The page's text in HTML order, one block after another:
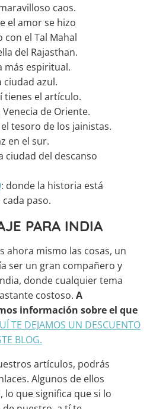
caos.
el amor se hizo
el Tal Mahal
del Rajasthan.
más espiritual.
ciudad azul.
tienes el artículo.
Venecia de Oriente.
el tesoro de los jainistas.
en el sur.
ciudad del descanso
: donde la historia está
paso.
PARA INDIA
ahora mismo las cosas, un
ser un gran compañero y
donde cualquier tema
costoso. A
información sobre el que
TE DEJAMOS UN DESCUENTO
BLOG.
artículos, podrás
Algunos de ellos
lo que significa que si lo